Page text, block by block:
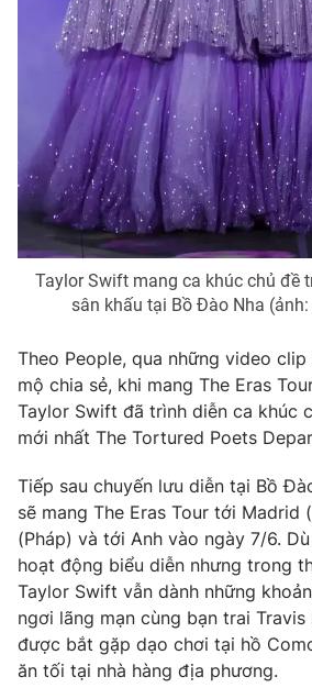
Thị trường 24h Tấm
VTV4 Vươn
VTV9 VTV8
Liên hệ tòa soạn English
Theo dõi báo trên
Cơ quan chủ quản:Đài Truyền hình Việt
Cơ quan báo chí:Thời báo VTV
Giấy phép hoạt động báo in và báo
cấp ngày 29/12/2023
Tổng Biên tập:Vũ Thanh Thủy
Phó Tổng Biên tập: Nguyễn Thị Mỹ Hạnh,
Nguyễn Trọng Ninh
Taylor Swift mang ca khúc chủ đề
sân khấu tại Bồ Đào Nha
Theo People, qua những video
mộ chia sẻ, khi mang The Eras
Taylor Swift đã trình diễn ca khúc
mới nhất The Tortured Poets
Tiếp sau chuyến lưu diễn tại Bồ
sẽ mang The Eras Tour tới Madrid
(Pháp) và tới Anh vào ngày 7/6.
hoạt động biểu diễn nhưng trong
Taylor Swift vẫn dành những
ngơi lãng mạn cùng bạn trai Travis
được bắt gặp dạo chơi tại hồ
ăn tối tại nhà hàng địa phương.